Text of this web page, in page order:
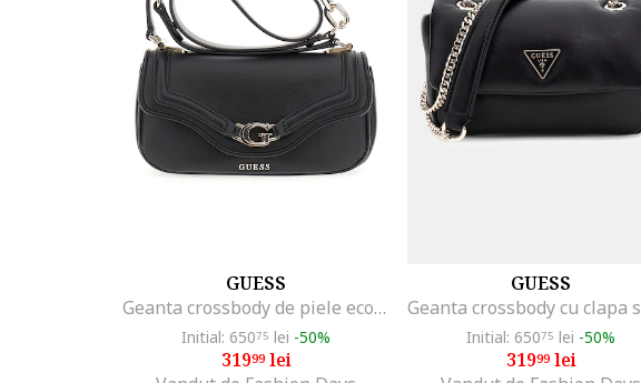
GUESS
Geanta crossbody de piele ecologica cu clapa, Negru
Initial: 65075 lei -50%
31999lei
GUESS
Initial: 65075 lei -50%
31999lei